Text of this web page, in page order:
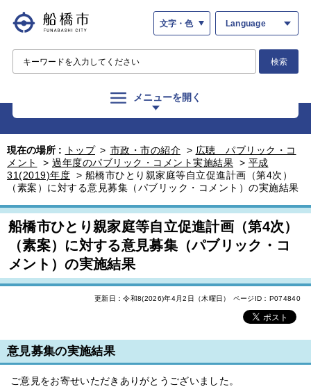
文字・色 Language
検索
メニューを開く
現在の場所 : トップ > 市政・市の紹介 > 広聴 パブリック・コ
メント
> 過年度のパブリック・コメント実施結果 > 平成
31(2019)年度 > 船橋市ひとり親家庭等自立促進計画（第4次）
（素案）に対する意見募集（パブリック・コメント）の実施結果
船橋市ひとり親家庭等自立促進計画（第4次）
（素案）に対する意見募集（パブリック・コ
メント）の実施結果
更新日：令和8(2026)年4月2日（木曜日） ページID：P074840
意見募集の実施結果
ご意見をお寄せいただきありがとうございました。